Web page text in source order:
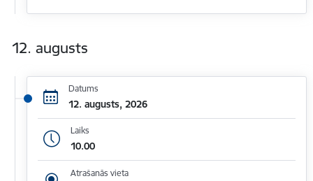
12. augusts
Datums
12. augusts, 2026
Laiks
10.00
Atrašanās vieta